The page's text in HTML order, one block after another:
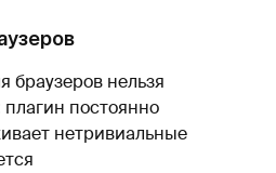
нельзя
постоянно
нетривиальные